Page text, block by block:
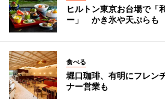
ヒルトン東京お台場で「
ー」 かき氷や天ぷらも
食べる
堀口珈琲、有明にフレ
ナー営業も